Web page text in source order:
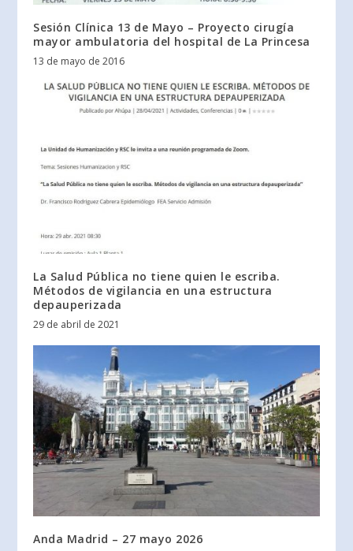
Sesión Clínica 13 de Mayo – Proyecto cirugía
mayor ambulatoria del hospital de La Princesa
13 de mayo de 2016
La Salud Pública no tiene quien le escriba.
Métodos de vigilancia en una estructura
depauperizada
29 de abril de 2021
Anda Madrid – 27 mayo 2026